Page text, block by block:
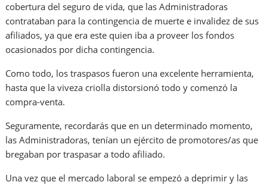
cobertura del seguro de vida, que las Administradoras
contrataban para la contingencia de muerte e invalidez de sus
afiliados, ya que era este quien iba a proveer los fondos
ocasionados por dicha contingencia.
Como todo, los traspasos fueron una excelente herramienta,
hasta que la viveza criolla distorsionó todo y comenzó la
compra-venta.
Seguramente, recordarás que en un determinado momento,
las Administradoras, tenían un ejército de promotores/as que
bregaban por traspasar a todo afiliado.
Una vez que el mercado laboral se empezó a deprimir y las